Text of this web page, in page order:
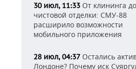
30 июл, 11:33 От клининга до
чистовой отделки: СМУ-88
расширило возможности
мобильного приложения
28 июл, 04:37 Остались
Лондоне? Почему иск